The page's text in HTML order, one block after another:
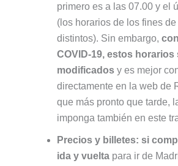
primero es a las 07.00 y el
(los horarios de los fines
distintos). Sin embargo,
COVID-19, estos horarios
modificadosy es mejor
directamente en la web de
que más pronto que tarde,
imponga también en este
Precios y billetes: si
ida y vueltapara ir de